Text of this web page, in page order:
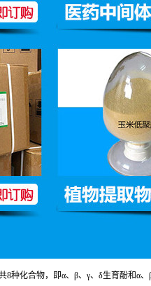
化合物，即α、β、γ、δ生育酚和α